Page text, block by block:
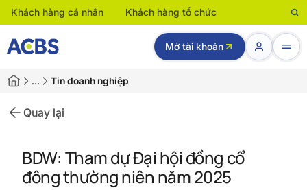
Khách hàng cá nhân Khách hàng tổ chức
Mở tài khoản
… Tin doanh nghiệp
Quay lại
BDW: Tham dự Đại hội đồng cổ
đông thường niên năm 2025